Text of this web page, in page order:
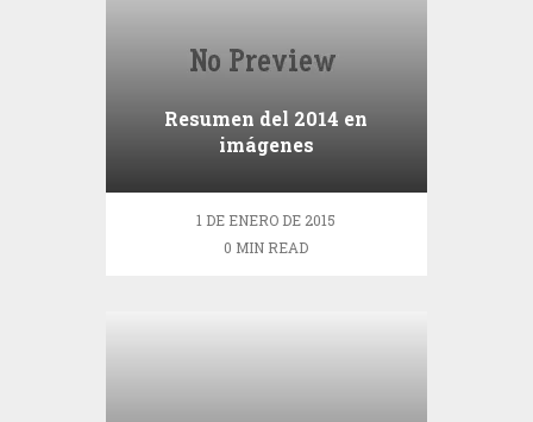
Resumen del 2014 en
imágenes
1 DE ENERO DE 2015
0 MIN READ